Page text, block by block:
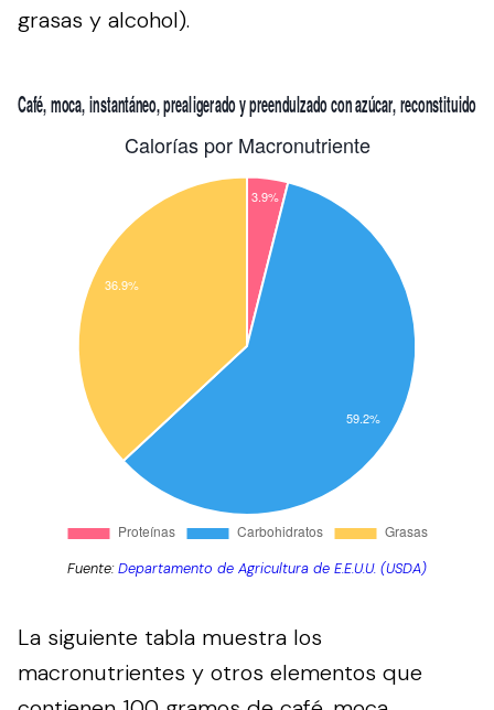
grasas y alcohol).
Fuente:Departamento de Agricultura de E.E.U.U. (USDA)
La siguiente tabla muestra los
macronutrientes y otros elementos que